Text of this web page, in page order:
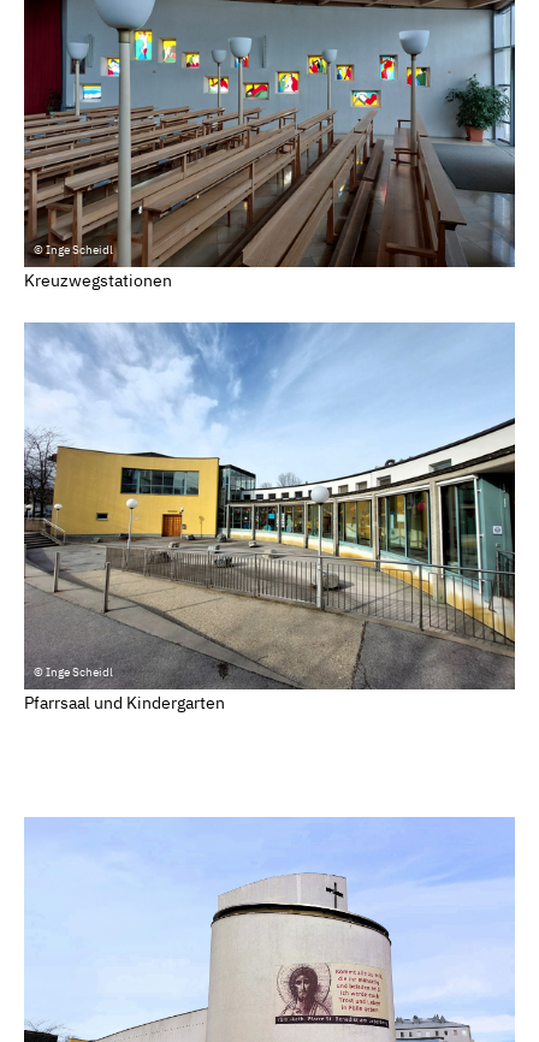
© Inge Scheidl
Kreuzwegstationen
© Inge Scheidl
Pfarrsaal und Kindergarten